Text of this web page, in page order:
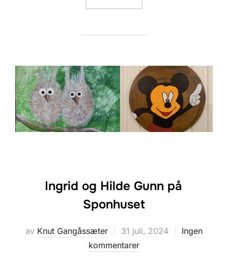
Ingrid og Hilde Gunn på
Sponhuset
av Knut Gangåssæter
Posted
on
31 juli, 2024
Ingen
kommentarer